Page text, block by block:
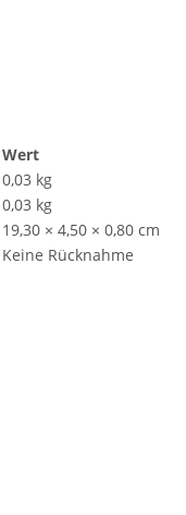
Wert
0,03 kg
0,03 kg
19,30 × 4,50 × 0,80 cm
Keine Rücknahme